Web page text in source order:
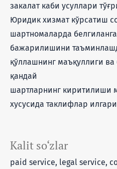
Kalit so‘zlar
paid service, legal service,
закалат каби усуллари
Юридик хизмат кўрсатиш
шартномаларда
бажарилишини
қўллашнинг маъқуллиги
қандай
шартларнинг киритилиши
хусусида таклифлар